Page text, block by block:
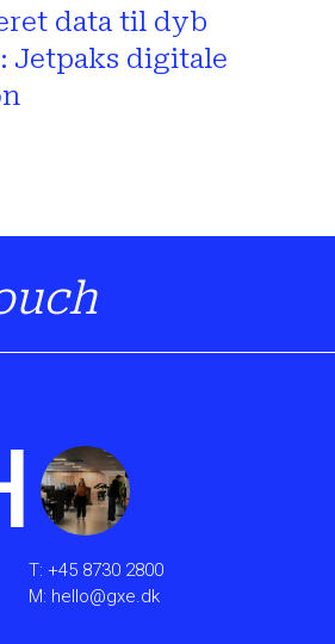
data til dyb
Jetpaks digitale
T: +45 8730 2800
M: hello@gxe.dk